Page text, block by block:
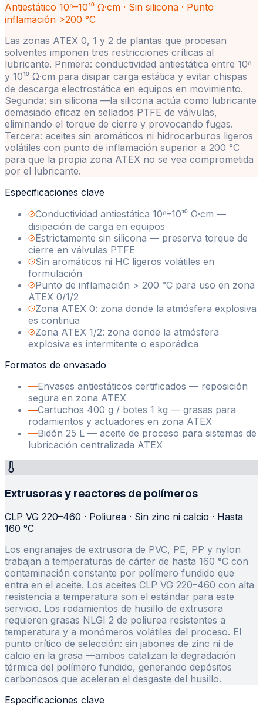
Antiestático 10⁸–10¹⁰ Ω·cm · Sin silicona · Punto
inflamación >200 °C
Las zonas ATEX 0, 1 y 2 de plantas que procesan
solventes imponen tres restricciones críticas al
lubricante. Primera: conductividad antiestática entre 10⁸
y 10¹⁰ Ω·cm para disipar carga estática y evitar chispas
de descarga electrostática en equipos en movimiento.
Segunda: sin silicona —la silicona actúa como lubricante
demasiado eficaz en sellados PTFE de válvulas,
eliminando el torque de cierre y provocando fugas.
Tercera: aceites sin aromáticos ni hidrocarburos ligeros
volátiles con punto de inflamación superior a 200 °C
para que la propia zona ATEX no se vea comprometida
por el lubricante.
Especificaciones clave
Conductividad antiestática 10⁸–10¹⁰ Ω·cm —
disipación de carga en equipos
Estrictamente sin silicona — preserva torque de
cierre en válvulas PTFE
Sin aromáticos ni HC ligeros volátiles en
formulación
Punto de inflamación > 200 °C para uso en zona
ATEX 0/1/2
Zona ATEX 0: zona donde la atmósfera explosiva
es continua
Zona ATEX 1/2: zona donde la atmósfera
explosiva es intermitente o esporádica
Formatos de envasado
—Envases antiestáticos certificados — reposición
segura en zona ATEX
—Cartuchos 400 g / botes 1 kg — grasas para
rodamientos y actuadores en zona ATEX
—Bidón 25 L — aceite de proceso para sistemas de
lubricación centralizada ATEX
Extrusoras y reactores de polímeros
CLP VG 220–460 · Poliurea · Sin zinc ni calcio · Hasta
160 °C
Los engranajes de extrusora de PVC, PE, PP y nylon
trabajan a temperaturas de cárter de hasta 160 °C con
contaminación constante por polímero fundido que
entra en el aceite. Los aceites CLP VG 220–460 con alta
resistencia a temperatura son el estándar para este
servicio. Los rodamientos de husillo de extrusora
requieren grasas NLGI 2 de poliurea resistentes a
temperatura y a monómeros volátiles del proceso. El
punto crítico de selección: sin jabones de zinc ni de
calcio en la grasa —ambos catalizan la degradación
térmica del polímero fundido, generando depósitos
carbonosos que aceleran el desgaste del husillo.
Especificaciones clave